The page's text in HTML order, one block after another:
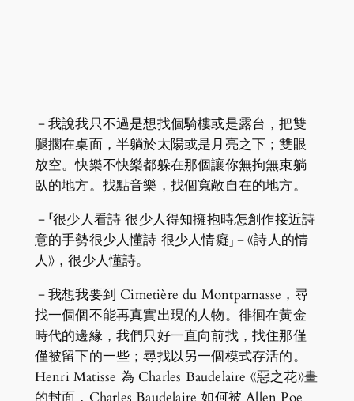
－我說我只不過是想找個騎樓或是露台，把雙
腿擱在桌面，半躺於太陽或是月亮之下；雙眼
放空。快樂不快樂都躲在那個讓你無拘無束躺
臥的地方。找點音樂，找個寬敞自在的地方。
－「很少人看詩 很少人得知擁抱時怎創作接近詩
意的手勢很少人懂詩 很少人情癡」－《詩人的情
人》，很少人懂詩。
－我想我要到 Cimetière du Montparnasse，尋
找一個個不能再真實出現的人物。徘徊在黃金
時代的邊緣，我們只好一直向前找，找住那僅
僅被留下的一些；尋找以另一個模式存活的。
Henri Matisse 為 Charles Baudelaire 《惡之花》畫
的封面，Charles Baudelaire 如何被 Allen Poe